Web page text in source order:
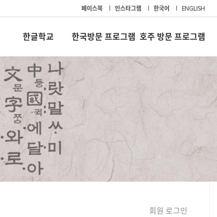
페이스북 l 인스타그램 l 한국어 l ENGLISH
한글학교 한국방문 프로그램 호주 방문 프로그램
회원 로그인